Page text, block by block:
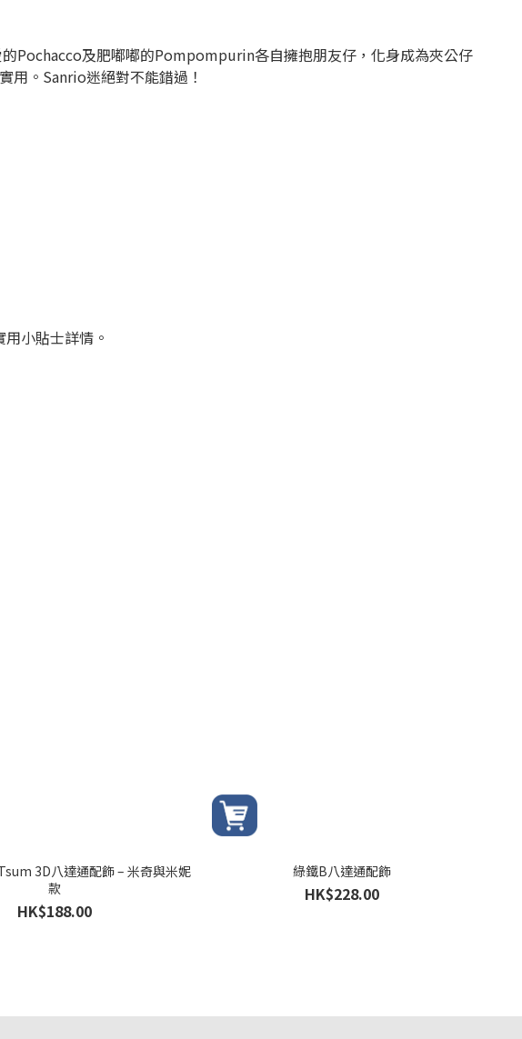
Pochacco及肥嘟嘟的Pompompurin各自擁抱朋友仔，化身成為夾公仔
用。Sanrio迷絕對不能錯過！
小貼士詳情。
3D八達通配飾 – 米奇與米妮
款
HK$188.00
綠鐵B八達通配飾
HK$228.00